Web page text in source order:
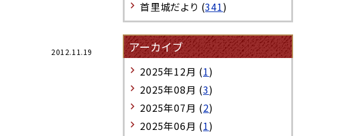
2012.11.19
首里城だより (341)
アーカイブ
2025年12月 (1)
2025年08月 (3)
2025年07月 (2)
2025年06月 (1)